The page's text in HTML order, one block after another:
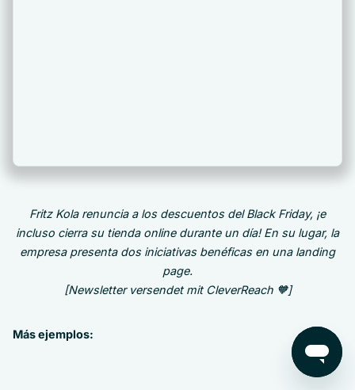
Fritz Kola renuncia a los descuentos del Black Friday, ¡e
incluso cierra su tienda online durante un día! En su lugar, la
empresa presenta dos iniciativas benéficas en una landing
page.
[Newsletter versendet mit CleverReach 🧡]
Más ejemplos: